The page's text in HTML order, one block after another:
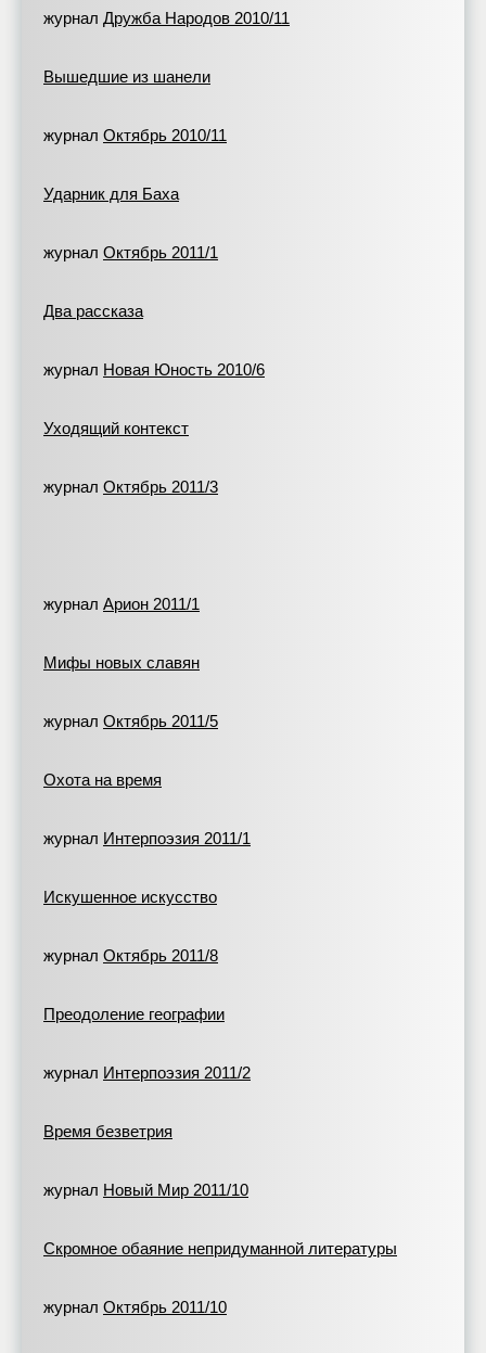
журнал Дружба Народов 2010/11
Вышедшие из шанели
журнал Октябрь 2010/11
Ударник для Баха
журнал Октябрь 2011/1
Два рассказа
журнал Новая Юность 2010/6
Уходящий контекст
журнал Октябрь 2011/3
журнал Арион 2011/1
Мифы новых славян
журнал Октябрь 2011/5
Охота на время
журнал Интерпоэзия 2011/1
Искушенное искусство
журнал Октябрь 2011/8
Преодоление географии
журнал Интерпоэзия 2011/2
Время безветрия
журнал Новый Мир 2011/10
Скромное обаяние непридуманной литературы
журнал Октябрь 2011/10